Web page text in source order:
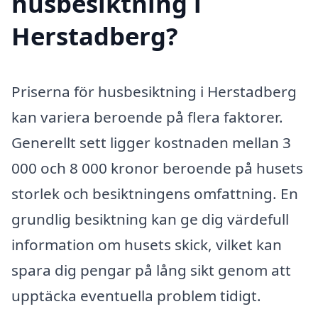
Herstadberg?
Priserna för husbesiktning i Herstadberg
kan variera beroende på flera faktorer.
Generellt sett ligger kostnaden mellan 3
000 och 8 000 kronor beroende på husets
storlek och besiktningens omfattning. En
grundlig besiktning kan ge dig värdefull
information om husets skick, vilket kan
spara dig pengar på lång sikt genom att
upptäcka eventuella problem tidigt.